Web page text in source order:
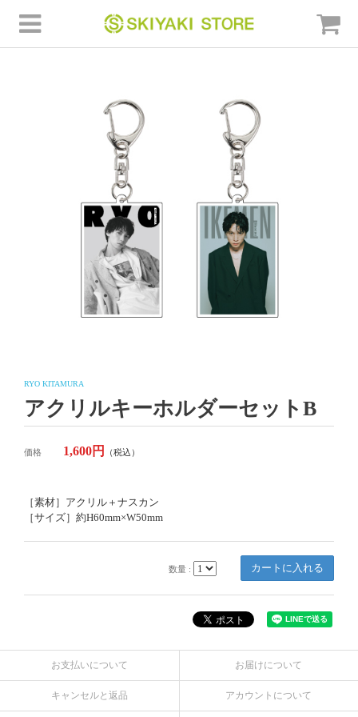
RYO KITAMURA
アクリルキーホルダーセットB
価格 1,600円 （税込）
［素材］アクリル＋ナスカン
［サイズ］約H60mm×W50mm
数量 :
お支払いについて お届けについて
キャンセルと返品 アカウントについて